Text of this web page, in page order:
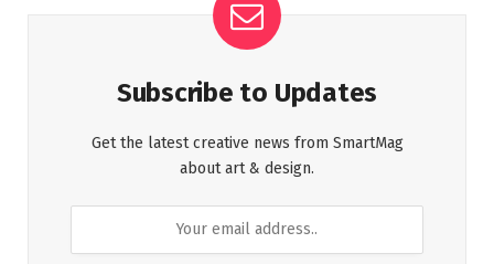
Subscribe to Updates
Get the latest creative news from SmartMag
about art & design.